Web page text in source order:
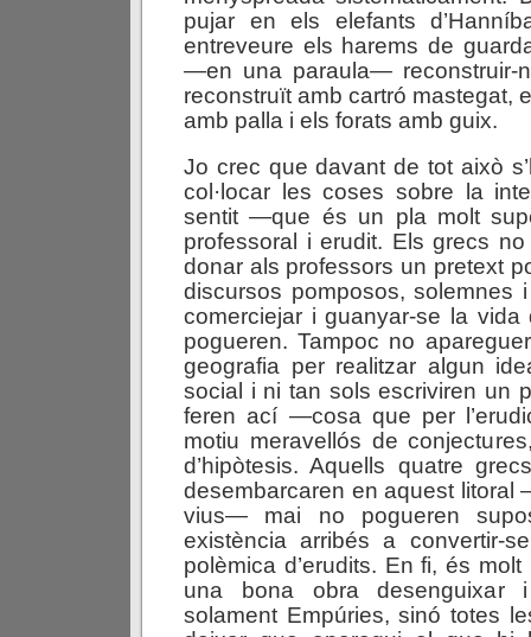
pujar en els elefants
entreveure els harems de
—en una paraula— reconstruir-
reconstruït amb cartró mastegat,
amb palla i els forats amb guix.
Jo crec que davant de tot això
col·locar les coses sobre la
sentit —que és un pla molt
professoral i erudit. Els grecs
donar als professors un pretext
discursos pomposos, solemnes
comerciejar i guanyar-se la
pogueren. Tampoc no
geografia per realitzar algun
social i ni tan sols escriviren un
feren ací —cosa que per
motiu meravellós de
d’hipòtesis. Aquells quatre
desembarcaren en aquest litoral
vius— mai no pogueren
existència arribés a convertir-
polèmica d’erudits. En fi, és
una bona obra desenguixar
solament Empúries, sinó totes